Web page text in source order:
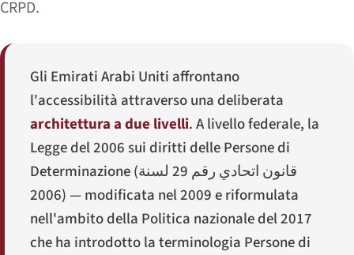
CRPD.
Gli Emirati Arabi Uniti affrontano
l'accessibilità attraverso una deliberata
architettura a due livelli. A livello federale, la
Legge del 2006 sui diritti delle Persone di
Determinazione (قانون اتحادي رقم 29 لسنة
2006) — modificata nel 2009 e riformulata
nell'ambito della Politica nazionale del 2017
che ha introdotto la terminologia Persone di